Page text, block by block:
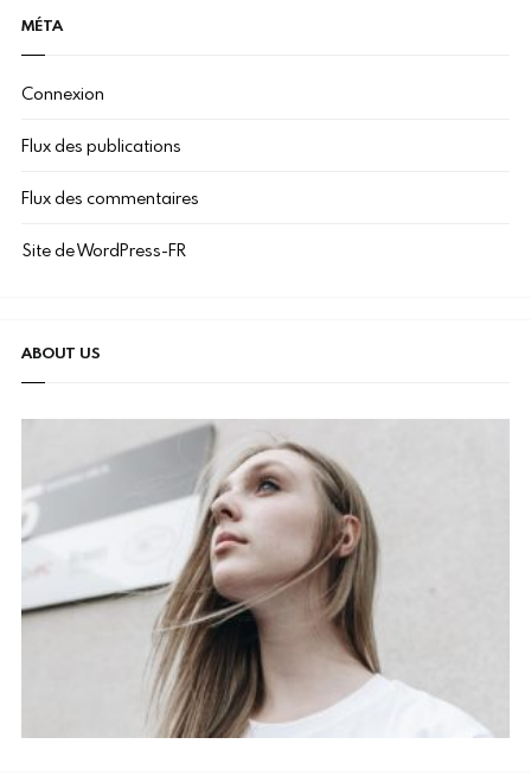
MÉTA
Connexion
Flux des publications
Flux des commentaires
Site de WordPress-FR
ABOUT US